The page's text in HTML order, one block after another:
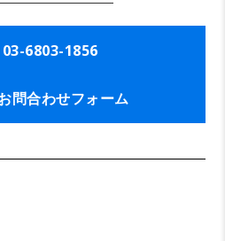
03-6803-1856
問合わせフォーム